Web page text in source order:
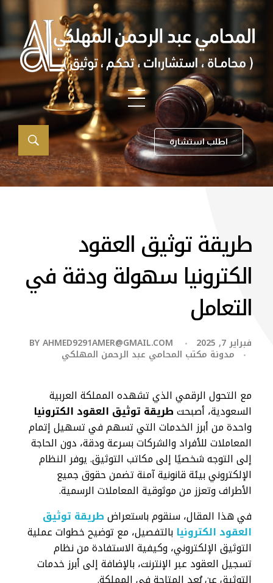
اطلب استشارة
طريقة توثيق العقود
الكترونيا سهولة ودقة في
التعامل
فبراير 7, 2025 BYAHMED9291AMER@GMAIL.COM
مدونة مكتب المحامي عبد الرحمن المهلكي
مع التحول الرقمي الذي تشهده المملكة العربية
السعودية، أصبحتطريقة توثيق العقود الكترونيا
واحدة من أبرز الخدمات التي تسهم في تسهيل إتمام
المعاملات للأفراد والشركات بسرعة ودقة، دون الحاجة
إلى التوجه شخصيًا إلى مكاتب التوثيق. يوفر النظام
الإلكتروني بيئة قانونية آمنة تضمن حقوق جميع
الأطراف وتعزز من موثوقية المعاملات الرسمية.
في هذا المقال، سنقوم باستعراضطريقة توثيق
العقود الكترونيا بالتفصيل، مع توضيح خطوات عملية
التوثيق الإلكتروني، وكيفية الاستفادة من نظام
تسجيل العقود عبر الإنترنت، بالإضافة إلى أبرز خدمات